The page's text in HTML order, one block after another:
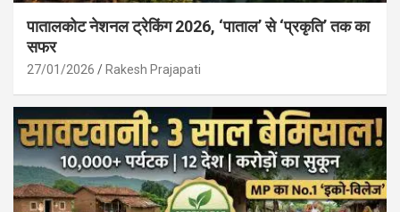
पातालकोट नेशनल ट्रेकिंग 2026, ‘पाताल’ से ‘प्रकृति’ तक का
सफर
27/01/2026 Rakesh Prajapati